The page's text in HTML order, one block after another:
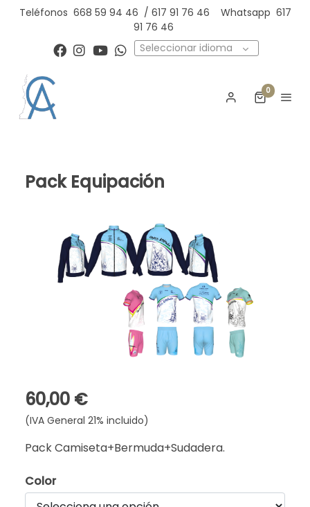
Teléfonos 668 59 94 46 / 617 91 76 46 Whatsapp 617
91 76 46
Seleccionar idioma
0
Pack Equipación
60,00 €
(IVA General 21% incluido)
Pack Camiseta+Bermuda+Sudadera.
Color